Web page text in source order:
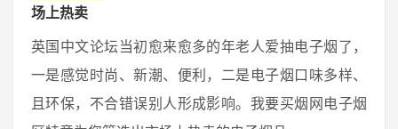
场上热卖
英国中文论坛当初愈来愈多的年老人爱抽电子烟了，
一是感觉时尚、新潮、便利，二是电子烟口味多样、
且环保，不合错误别人形成影响。我要买烟网电子烟